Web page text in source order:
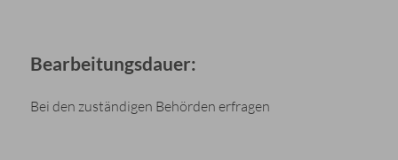
Bearbeitungsdauer:
Bei den zuständigen Behörden erfragen